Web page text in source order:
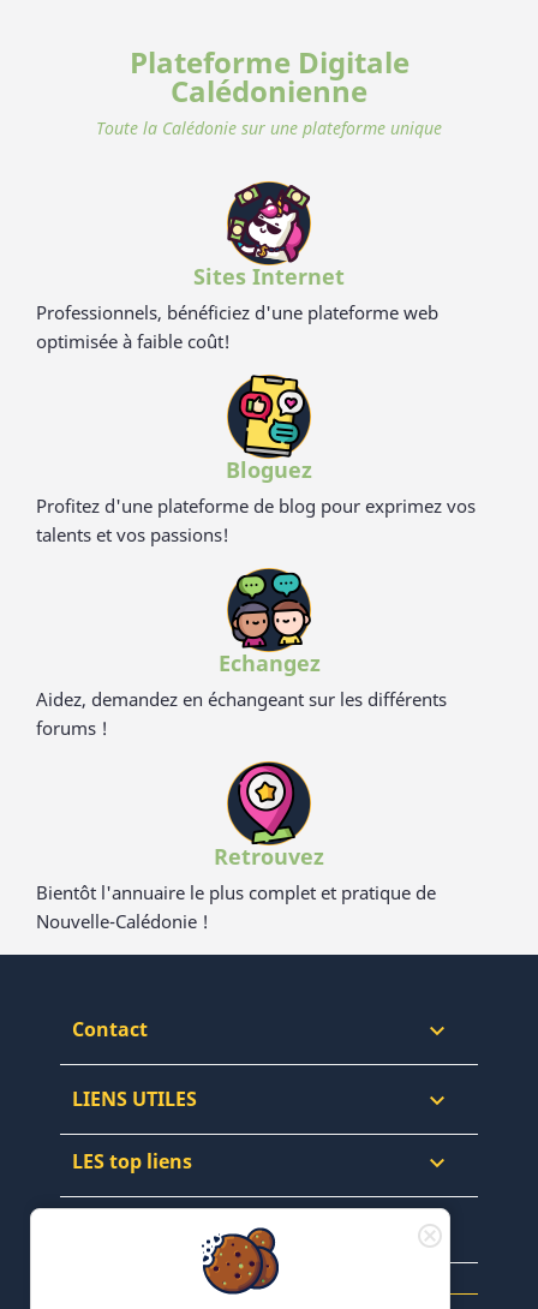
Plateforme Digitale
Calédonienne
Toute la Calédonie sur une plateforme unique
Sites Internet
Professionnels, bénéficiez d'une plateforme web
optimisée à faible coût!
Bloguez
Profitez d'une plateforme de blog pour exprimez vos
talents et vos passions!
Echangez
Aidez, demandez en échangeant sur les différents
forums !
Retrouvez
Bientôt l'annuaire le plus complet et pratique de
Nouvelle-Calédonie !
Contact 
LIENS UTILES 
LES top liens 
NEWSLETTERS & WEB 